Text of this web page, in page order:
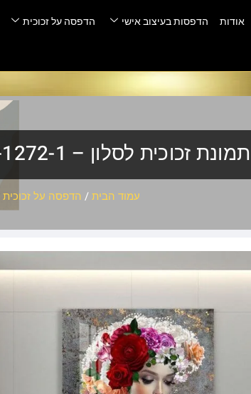
אודות הדפסות בעיצוב אישי הדפסה על זכוכית
תמונת זכוכית לסלון – PL-1272-1
עמוד הבית/ הדפסה על זכוכית